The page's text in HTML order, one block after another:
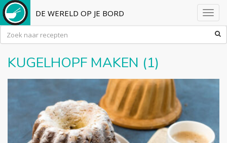
DE WERELD OP JE BORD
KUGELHOPF MAKEN (1)